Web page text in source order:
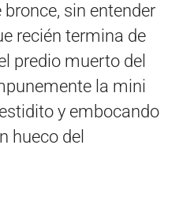
sin entender
recién termina de
predio muerto del
la mini
y embocando
hueco del